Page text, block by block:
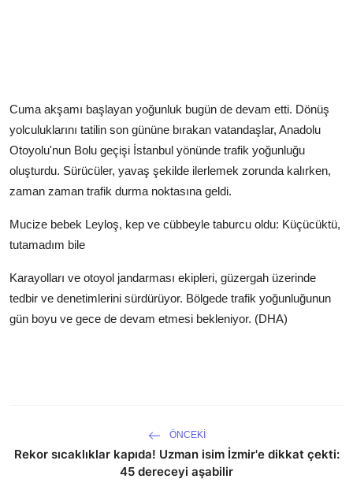
Cuma akşamı başlayan yoğunluk bugün de devam etti. Dönüş
yolculuklarını tatilin son gününe bırakan vatandaşlar, Anadolu
Otoyolu'nun Bolu geçişi İstanbul yönünde trafik yoğunluğu
oluşturdu. Sürücüler, yavaş şekilde ilerlemek zorunda kalırken,
zaman zaman trafik durma noktasına geldi.
Mucize bebek Leyloş, kep ve cübbeyle taburcu oldu: Küçücüktü,
tutamadım bile
Karayolları ve otoyol jandarması ekipleri, güzergah üzerinde
tedbir ve denetimlerini sürdürüyor. Bölgede trafik yoğunluğunun
gün boyu ve gece de devam etmesi bekleniyor. (DHA)
ÖNCEKI
Rekor sıcaklıklar kapıda! Uzman isim İzmir'e dikkat çekti:
45 dereceyi aşabilir